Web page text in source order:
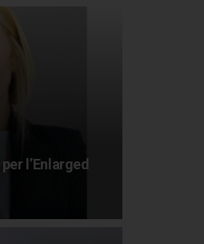
l’Enlarged